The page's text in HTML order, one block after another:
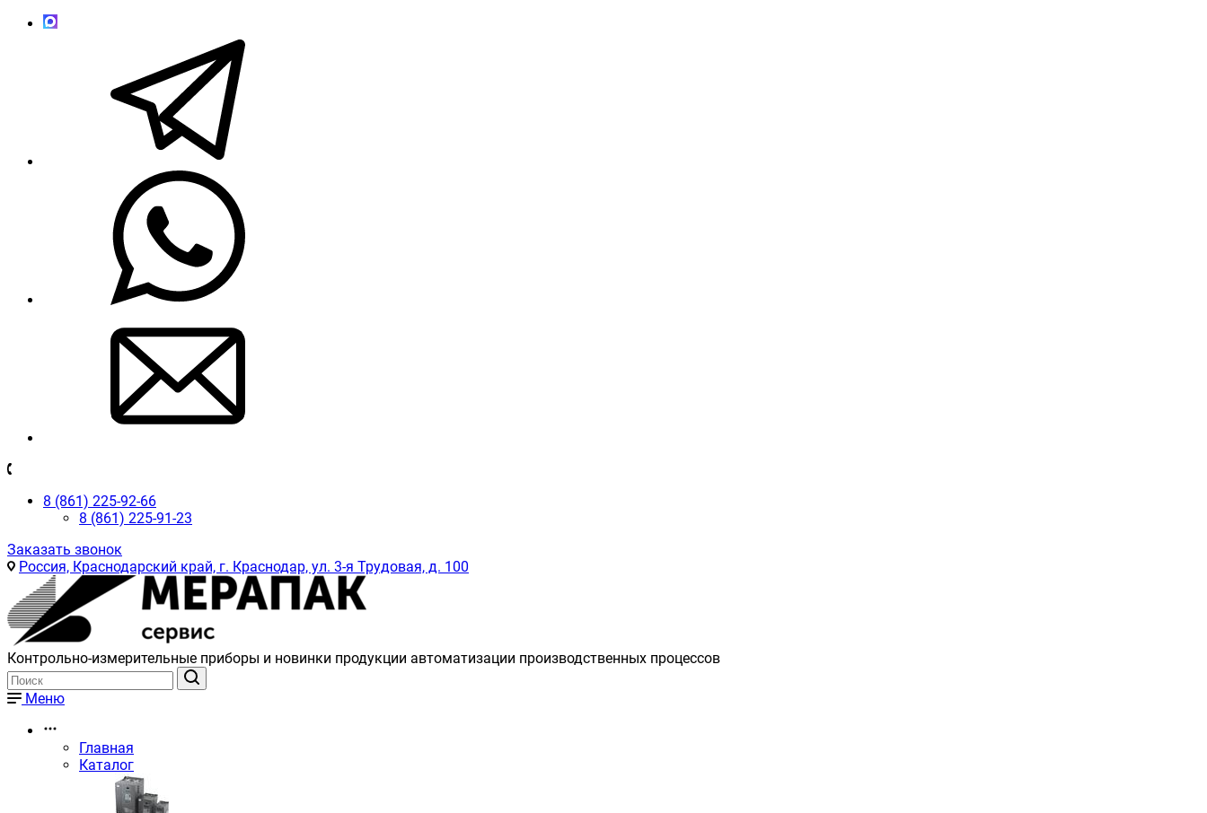
8 (861) 225-92-66
8 (861) 225-91-23
Заказать звонок
Россия, Краснодарский край, г. Краснодар, ул. 3-я Трудовая, д. 100
Контрольно-измерительные приборы и новинки продукции автоматизации производственных процессов
Меню
Главная
Каталог